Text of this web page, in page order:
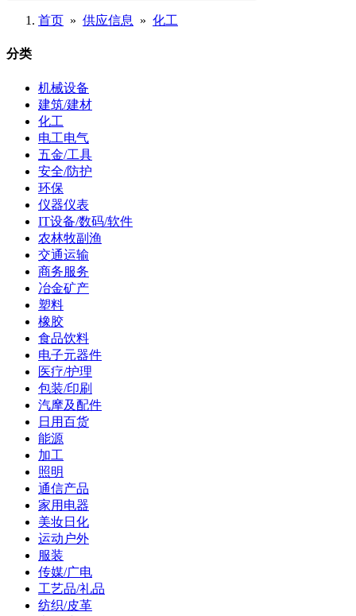
首页 » 供应信息 » 化工
分类
机械设备
建筑/建材
化工
电工电气
五金/工具
安全/防护
环保
仪器仪表
IT设备/数码/软件
农林牧副渔
交通运输
商务服务
冶金矿产
塑料
橡胶
食品饮料
电子元器件
医疗/护理
包装/印刷
汽摩及配件
日用百货
能源
加工
照明
通信产品
家用电器
美妆日化
运动户外
服装
传媒/广电
工艺品/礼品
纺织/皮革